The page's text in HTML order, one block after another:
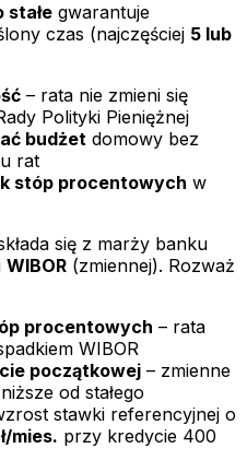
stałe gwarantuje
czas (najczęściej 5 lub
– rata nie zmieni się
Polityki Pieniężnej
budżet domowy bez
rat
stóp procentowych w
się z marży banku
WIBOR (zmiennej). Rozważ
procentowych – rata
WIBOR
początkowej – zmienne
od stałego
stawki referencyjnej o
mies. przy kredycie 400